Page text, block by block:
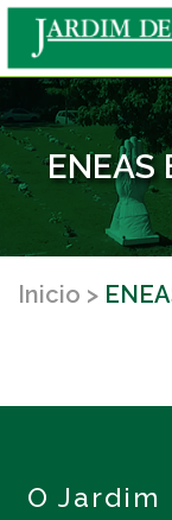
ENEAS
Inicio
O Jardim